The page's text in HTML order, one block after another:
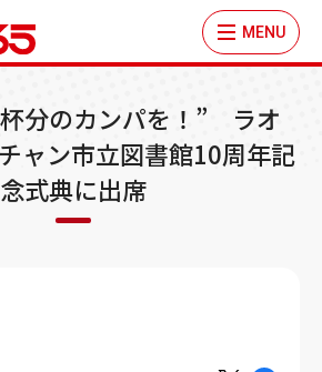
MENU
分のカンパを！” ラオ
ャン市立図書館10周年記
念式典に出席